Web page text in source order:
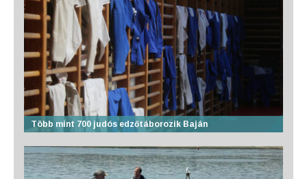
Több mint 700 judós edzőtáborozik Baján